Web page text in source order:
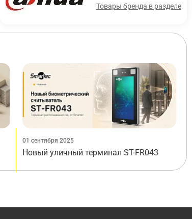
Товары бренда в разделе
01 сентября 2025
Новый уличный терминал ST-FR043